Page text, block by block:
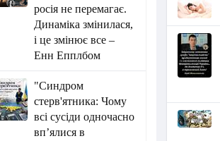
росія не перемагає.
Динаміка змінилася,
і це змінює все –
Енн Епплбом
"Синдром
стерв'ятника: Чому
всі сусіди одночасно
вп’ялися в